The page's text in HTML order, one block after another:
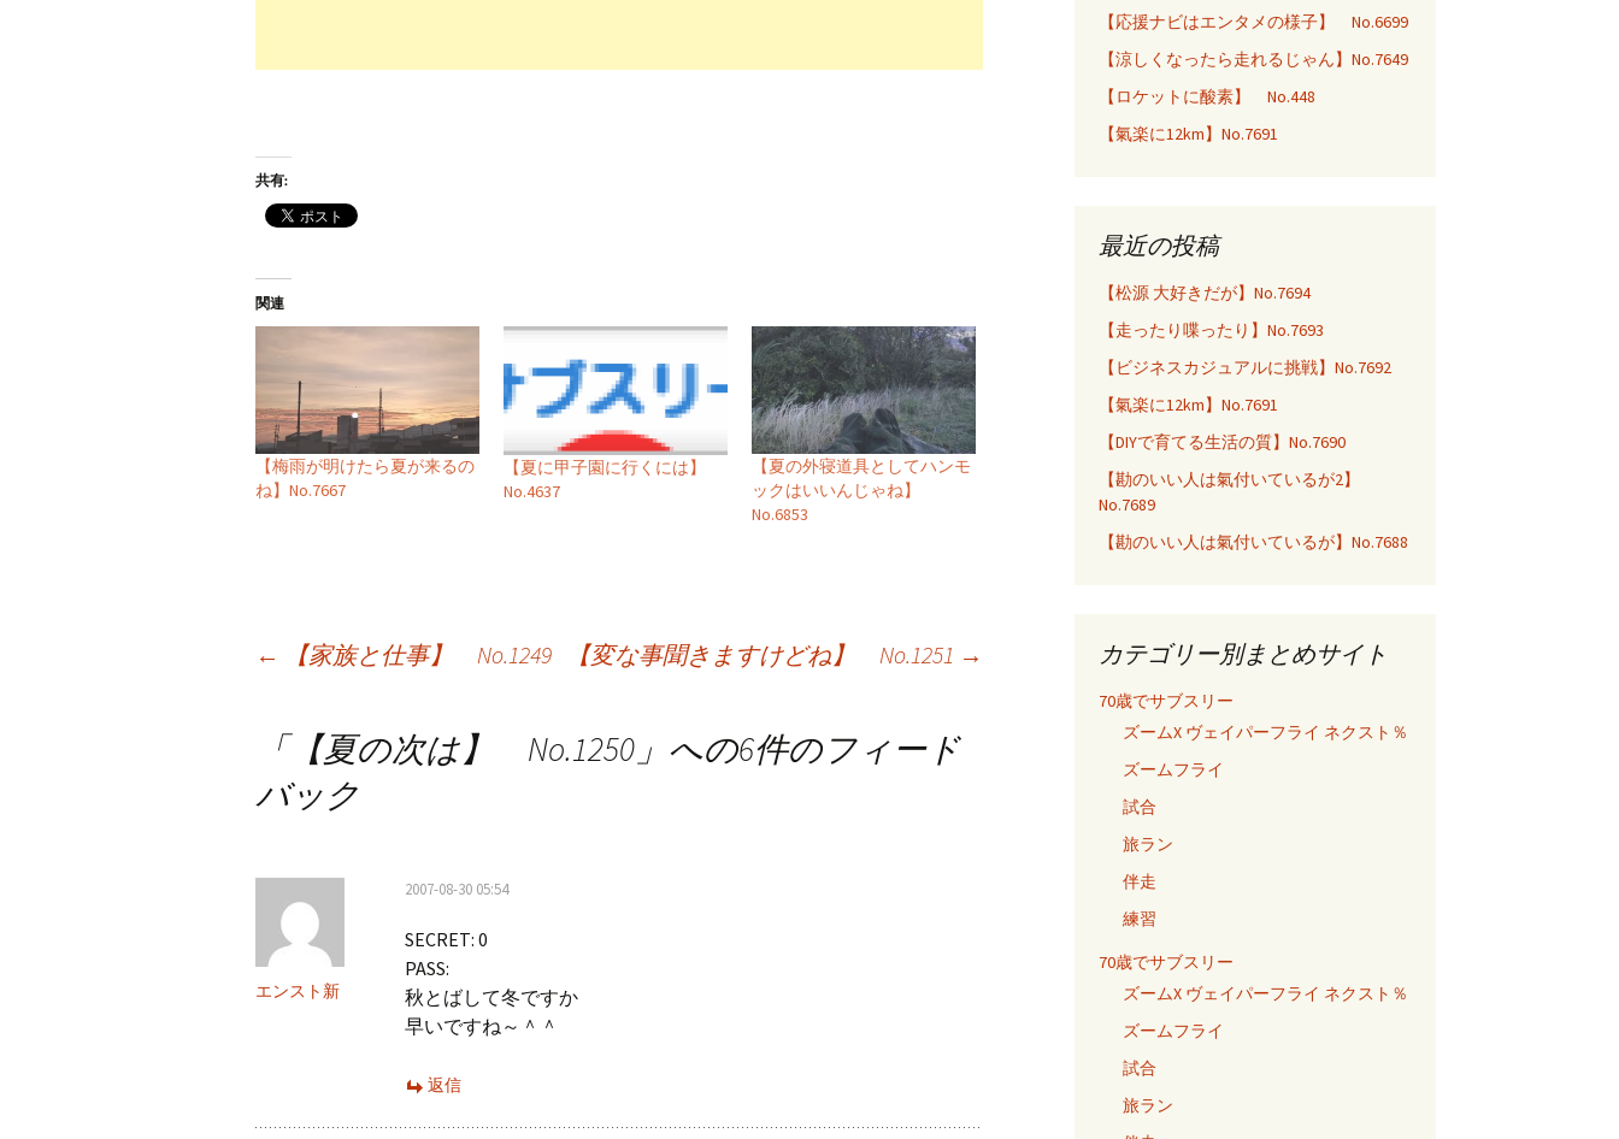
共有:
関連
【梅雨が明けたら夏が来るの
ね】No.7667
【夏に甲子園に行くには】
No.4637
【夏の外寝道具としてハンモ
ックはいいんじゃね】
No.6853
← 【家族と仕事】 No.1249 【変な事聞きますけどね】 No.1251 →
「【夏の次は】 No.1250 」への6件のフィード
バック
エンスト新
2007-08-30 05:54
SECRET: 0
PASS:
秋とばして冬ですか
早いですね～＾＾
返信
【応援ナビはエンタメの様子】 No.6699
【涼しくなったら走れるじゃん】No.7649
【ロケットに酸素】 No.448
【氣楽に12km】No.7691
最近の投稿
【松源 大好きだが】No.7694
【走ったり喋ったり】No.7693
【ビジネスカジュアルに挑戦】No.7692
【氣楽に12km】No.7691
【DIYで育てる生活の質】No.7690
【勘のいい人は氣付いているが2】
No.7689
【勘のいい人は氣付いているが】No.7688
カテゴリー別まとめサイト
70歳でサブスリー
ズームX ヴェイパーフライ ネクスト％
ズームフライ
試合
旅ラン
伴走
練習
70歳でサブスリー
ズームX ヴェイパーフライ ネクスト％
ズームフライ
試合
旅ラン